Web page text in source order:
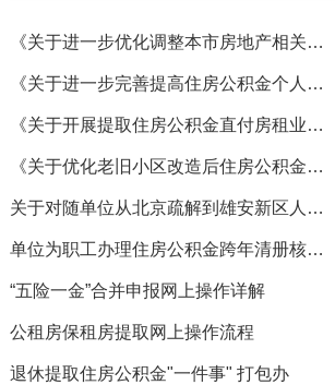
《关于进一步优化调整本市房地产相关政策的通知》政策解读
《关于进一步完善提高住房公积金个人住房贷款服务质效工作的通知》政策解读
《关于开展提取住房公积金直付房租业务试点工作的通知》政策解读
《关于优化老旧小区改造后住房公积金贷款期限核定标准的通知》政策解读
关于对随单位从北京疏解到雄安新区人员实施住房公积金支持政策的试行意见
单位为职工办理住房公积金跨年清册核定操作详解
“五险一金”合并申报网上操作详解
公租房保租房提取网上操作流程
退休提取住房公积金"一件事" 打包办